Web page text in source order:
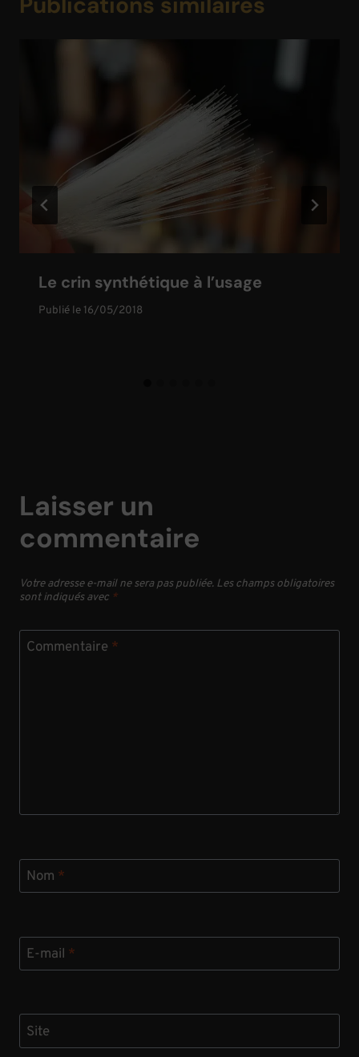
Le crin synthétique à l’usage
Publié le 16/05/2018
Laisser un
commentaire
Votre adresse e-mail ne sera pas publiée. Les champs obligatoires
sont indiqués avec *
Commentaire *
Nom *
E-mail *
Site